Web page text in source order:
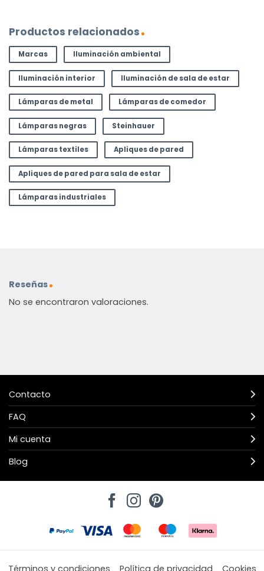
Productos relacionados
Marcas Iluminación ambiental
Iluminación interior Iluminación de sala de estar
Lámparas de metal Lámparas de comedor
Lámparas negras Steinhauer
Lámparas textiles Apliques de pared
Apliques de pared para sala de estar
Lámparas industriales
Reseñas
No se encontraron valoraciones.
Contacto
FAQ
Mi cuenta
Blog